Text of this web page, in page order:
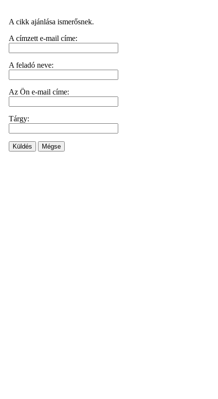
A cikk ajánlása ismerősnek.
A címzett e-mail címe:
A feladó neve:
Az Ön e-mail címe:
Tárgy:
Küldés Mégse